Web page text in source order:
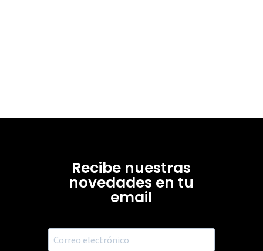
Recibe nuestras
novedades en tu
email